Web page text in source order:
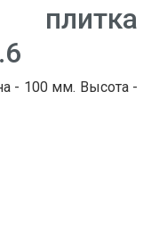
- 100 мм. Высота -